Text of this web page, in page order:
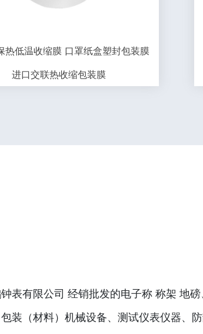
热低温收缩膜 口罩纸盒塑封包装膜
进口交联热收缩包装膜
表有限公司 经销批发的电子称 称架 地
装（材料）机械设备、测试仪表仪器、